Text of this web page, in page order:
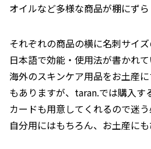
オイルなど多様な商品が棚にずら
それぞれの商品の横に名刺サイズ
日本語で効能・使用法が書かれて
海外のスキンケア用品をお土産
もありますが、taran.では購入す
カードも用意してくれるので迷う
自分用にはもちろん、お土産にも